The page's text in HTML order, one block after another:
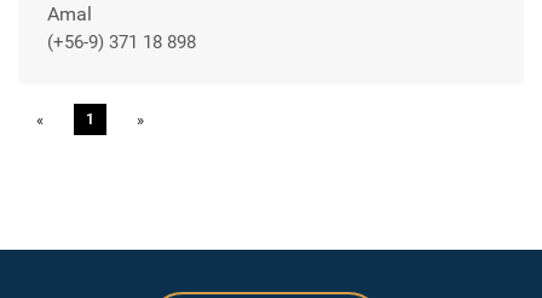
Amal
(+56-9) 371 18 898
« Previous
1 »